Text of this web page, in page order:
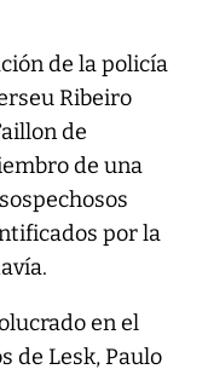
de la policía
Ribeiro
de
de una
por la
en el
de Lesk, Paulo